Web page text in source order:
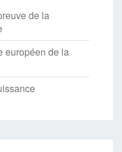
de la
européen de la